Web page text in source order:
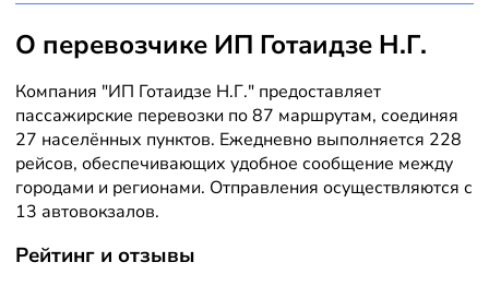
О перевозчике ИП Готаидзе Н.Г.
Компания "ИП Готаидзе Н.Г." предоставляет
пассажирские перевозки по 87 маршрутам, соединяя
27 населённых пунктов. Ежедневно выполняется 228
рейсов, обеспечивающих удобное сообщение между
городами и регионами. Отправления осуществляются с
13 автовокзалов.
Рейтинг и отзывы